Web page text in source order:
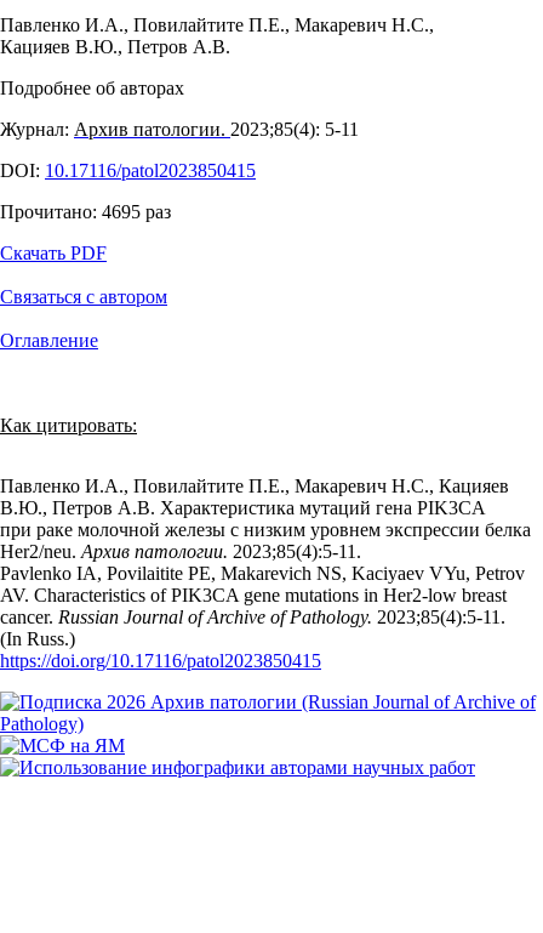
Павленко И.А., Повилайтите П.Е., Макаревич Н.С.,
Кацияев В.Ю., Петров А.В.
Подробнее об авторах
Журнал: Архив патологии. 2023;85(4): 5‑11
DOI: 10.17116/patol2023850415
Прочитано: 4695 раз
Скачать PDF
Связаться с автором
Оглавление
Как цитировать:
Павленко И.А., Повилайтите П.Е., Макаревич Н.С., Кацияев
В.Ю., Петров А.В. Характеристика мутаций гена PIK3CA
при раке молочной железы с низким уровнем экспрессии белка
Her2/neu. Архив патологии. 2023;85(4):5‑11.
Pavlenko IA, Povilaitite PE, Makarevich NS, Kaciyaev VYu, Petrov
AV. Characteristics of PIK3CA gene mutations in Her2-low breast
cancer. Russian Journal of Archive of Pathology. 2023;85(4):5‑11.
(In Russ.)
https://doi.org/10.17116/patol2023850415